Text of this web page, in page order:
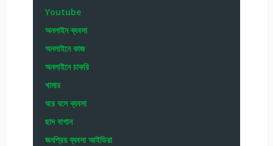
Youtube
অনলাইন ব্যবসা
অনলাইনে কাজ
অনলাইনে চাকরি
খামার
ঘরে বসে ব্যবসা
ছাদ বাগান
জনপ্রিয় ব্যবসা আইডিয়া